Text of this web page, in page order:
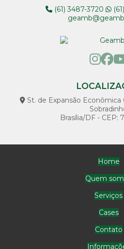
(61) 3487-3720
St. de Expansão Econômica
Brasília/DF - CEP:
Home
Quem
Serviços
Cases
Contato